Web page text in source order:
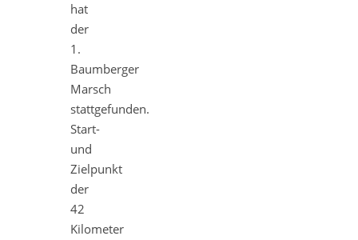
hat
der
1.
Baumberger
Marsch
stattgefunden.
Start-
und
Zielpunkt
der
42
Kilometer